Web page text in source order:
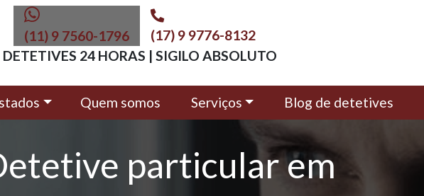
(11) 9 7560-1796
(17) 9 9776-8132
DETETIVES 24 HORAS | SIGILO ABSOLUTO
Quem somos Serviços Blog de detetives
particular em